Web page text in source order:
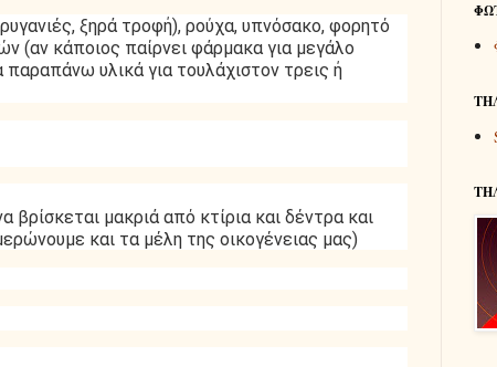
ξηρά τροφή), ρούχα, υπνόσακο, φορητό
(αν κάποιος παίρνει φάρμακα για μεγάλο
υλικά για τουλάχιστον τρεις ή
μακριά από κτίρια και δέντρα και
και τα μέλη της οικογένειας μας)